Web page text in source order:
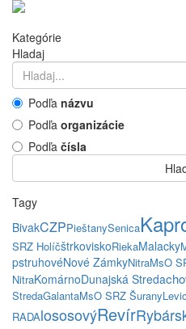
Kategórie
Hladaj
Podľa názvu
Podľa organizácie
Podľa čísla
Tagy
BivakCZPPieštanySenica
SRZ HolíčštrkoviskoRiekaMalacky
pstruhovéNové ZámkyNitraMsO
NitraKomárnoDunajská Streda
StredaGalantaMsO SRZ Šurany
RADAlososovýRevír